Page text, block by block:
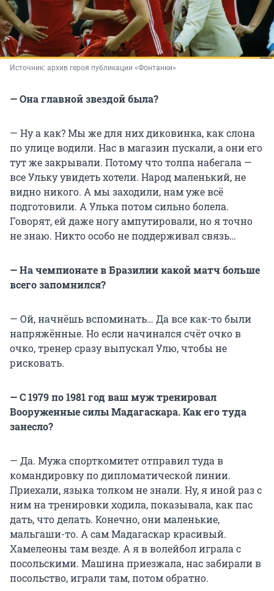
Источник: архив героя публикации «Фонтанки»
— Она главной звездой была?
— Ну а как? Мы же для них диковинка, как слона
по улице водили. Нас в магазин пускали, а они его
тут же закрывали. Потому что толпа набегала —
все Ульку увидеть хотели. Народ маленький, не
видно никого. А мы заходили, нам уже всё
подготовили. А Улька потом сильно болела.
Говорят, ей даже ногу ампутировали, но я точно
не знаю. Никто особо не поддерживал связь…
— На чемпионате в Бразилии какой матч больше
всего запомнился?
— Ой, начнёшь вспоминать… Да все как-то были
напряжённые. Но если начинался счёт очко в
очко, тренер сразу выпускал Улю, чтобы не
рисковать.
— С 1979 по 1981 год ваш муж тренировал
Вооруженные силы Мадагаскара. Как его туда
занесло?
— Да. Мужа спорткомитет отправил туда в
командировку по дипломатической линии.
Приехали, языка толком не знали. Ну, я иной раз с
ним на тренировки ходила, показывала, как пас
дать, что делать. Конечно, они маленькие,
мальгаши-то. А сам Мадагаскар красивый.
Хамелеоны там везде. А я в волейбол играла с
посольскими. Машина приезжала, нас забирали в
посольство, играли там, потом обратно.